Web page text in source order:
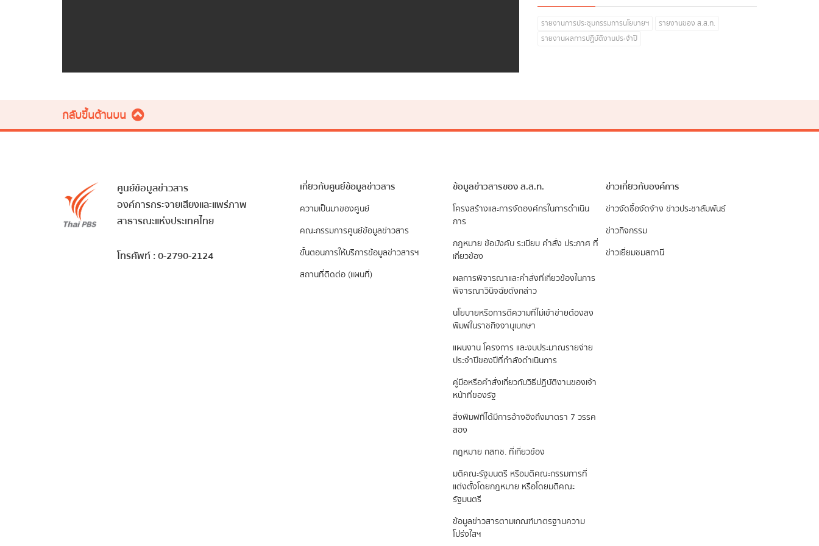
รายงานการประชุมกรรมการนโยบายฯ
รายงานของ ส.ส.ท.
รายงานผลการปฏิบัติงานประจำปี
กลับขึ้นด้านบน
ศูนย์ข้อมูลข่าวสาร
องค์การกระจายเสียงและแพร่ภาพ
สาธารณะแห่งประเทศไทย
โทรศัพท์ : 0-2790-2124
เกี่ยวกับศูนย์ข้อมูลข่าวสาร
ความเป็นมาของศูนย์
คณะกรรมการศูนย์ข้อมูลข่าวสาร
ขั้นตอนการให้บริการข้อมูลข่าวสารฯ
สถานที่ติดต่อ (แผนที่)
ข้อมูลข่าวสารของ ส.ส.ท.
​โครงสร้างและการจัดองค์กรในการดำเนิน
การ
กฎหมาย ข้อบังคับ ระเบียบ คำสั่ง ประกาศ ที่
เกี่ยวข้อง
ผลการพิจารณาและคำสั่งที่เกี่ยวข้องในการ
พิจารณาวินิจฉัยดังกล่าว
นโยบายหรือการตีความที่ไม่เข้าข่ายต้องลง
พิมพ์ในราชกิจจานุเบกษา
แผนงาน โครงการ และงบประมาณรายจ่าย
ประจำปีของปีที่กำลังดำเนินการ
คู่มือหรือคำสั่งเกี่ยวกับวิธีปฏิบัติงานของเจ้า
หน้าที่ของรัฐ
สิ่งพิมพ์ที่ได้มีการอ้างอิงถึงมาตรา 7 วรรค
สอง
กฎหมาย กสทช. ที่เกี่ยวข้อง
มติคณะรัฐมนตรี หรือมติคณะกรรมการที่
แต่งตั้งโดยกฎหมาย หรือโดยมติคณะ
รัฐมนตรี
ข้อมูลข่าวสารตามเกณฑ์มาตรฐานความ
โปร่งใสฯ
ข่าวเกี่ยวกับองค์การ
ข่าวจัดซื้อจัดจ้าง ข่าวประชาสัมพันธ์
ข่าวกิจกรรม
ข่าวเยี่ยมชมสถานี